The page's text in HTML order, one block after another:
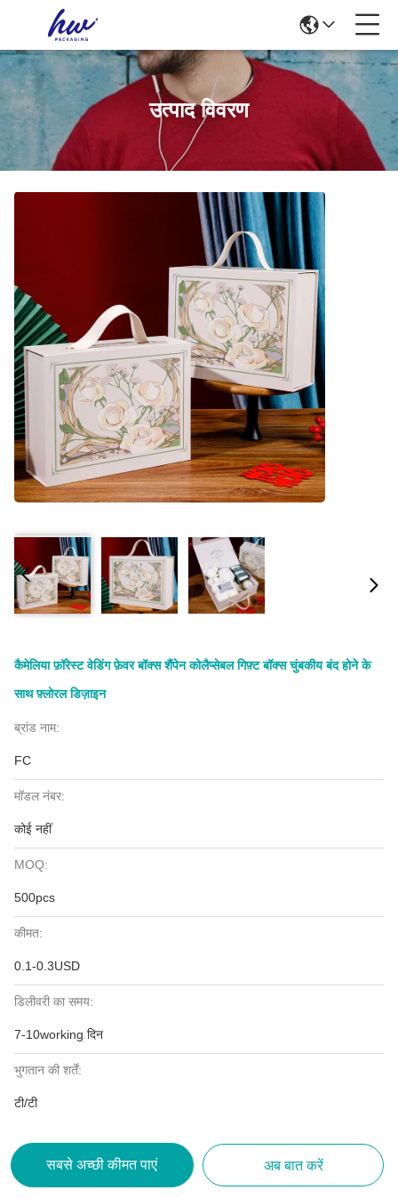
उत्पाद विवरण
कैमेलिया फ़ॉरेस्ट वेडिंग फ़ेवर बॉक्स शैंपेन कोलैप्सेबल गिफ़्ट बॉक्स चुंबकीय बंद होने के
साथ फ़्लोरल डिज़ाइन
ब्रांड नाम:
FC
मॉडल नंबर:
कोई नहीं
MOQ:
500pcs
कीमत:
0.1-0.3USD
डिलीवरी का समय:
7-10working दिन
भुगतान की शर्तें:
टी/टी
सबसे अच्छी कीमत पाएं अब बात करें